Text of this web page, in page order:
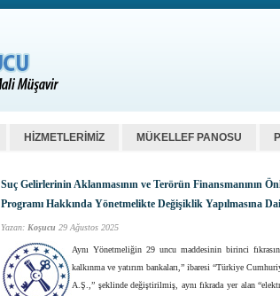
HİZMETLERİMİZ MÜKELLEF PANOSU
Suç Gelirlerinin Aklanmasının ve Terörün Finansmanının
Programı Hakkında Yönetmelikte Değişiklik Yapılmasına
Yazan: Koşucu 29 Ağustos 2025
Aynı Yönetmeliğin 29 uncu maddesinin birinci
kalkınma ve yatırım bankaları,” ibaresi “Türkiye
A.Ş.,” şeklinde değiştirilmiş, aynı fıkrada yer alan